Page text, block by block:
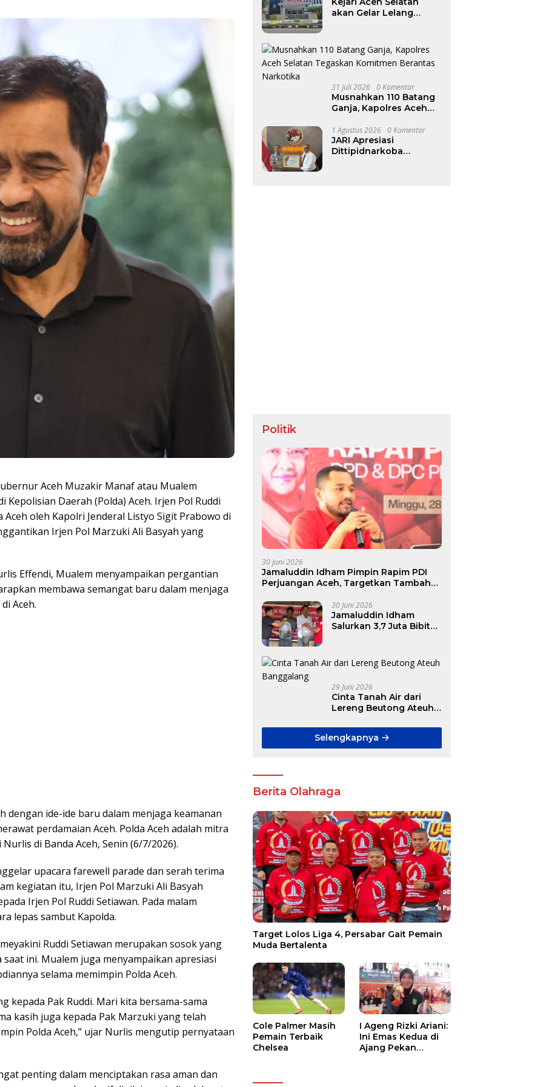
Aceh Muzakir Manaf atau Mualem
Daerah (Polda) Aceh. Irjen Pol Ruddi
oleh Kapolri Jenderal Listyo Sigit Prabowo di
Irjen Pol Marzuki Ali Basyah yang
Effendi, Mualem menyampaikan pergantian
membawa semangat baru dalam menjaga
Aceh.
dengan ide-ide baru dalam menjaga keamanan
perdamaian Aceh. Polda Aceh adalah mitra
di Banda Aceh, Senin (6/7/2026).
upacara farewell parade dan serah terima
kegiatan itu, Irjen Pol Marzuki Ali Basyah
Irjen Pol Ruddi Setiawan. Pada malam
lepas sambut Kapolda.
Ruddi Setiawan merupakan sosok yang
ini. Mualem juga menyampaikan apresiasi
selama memimpin Polda Aceh.
kepada Pak Ruddi. Mari kita bersama-sama
kasih juga kepada Pak Marzuki yang telah
Polda Aceh,” ujar Nurlis mengutip pernyataan
penting dalam menciptakan rasa aman dan
akan Gelar Lelang
12–13 Agustus
31 Juli 2026 0 Komentar
Musnahkan 110 Batang
Ganja, Kapolres Aceh
Komitmen Berantas
Narkotika
1 Agustus 2026 0 Komentar
JARI Apresiasi
Dittipidnarkoba
Politik
30 Juni 2026
Jamaluddin Idham Pimpin Rapim PDI
Perjuangan Aceh, Targetkan Tambah
30 Juni 2026
Jamaluddin Idham
Salurkan 3,7 Juta Bibit
Aceh
29 Juni 2026
Cinta Tanah Air dari
Lereng Beutong Ateuh
Selengkapnya
Berita Olahraga
Target Lolos Liga 4, Persabar Gait Pemain
Muda Bertalenta
Cole Palmer Masih
Pemain Terbaik
Chelsea
I Ageng Rizki Ariani:
Ini Emas Kedua di
Ajang Pekan